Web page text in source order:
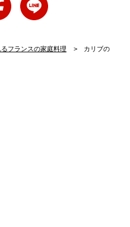
フランスの家庭料理
カリブの